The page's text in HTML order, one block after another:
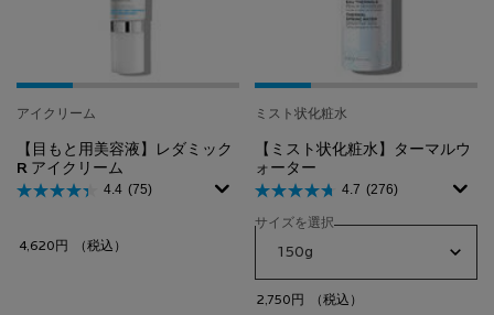
アイクリーム
【目もと用美容液】レダミック
R アイクリーム
4.4 (75)
4,620円 （税込）
ミスト状化粧水
【ミスト状化粧水】ターマルウ
ォーター
4.7 (276)
サイズを選択
2,750円 （税込）